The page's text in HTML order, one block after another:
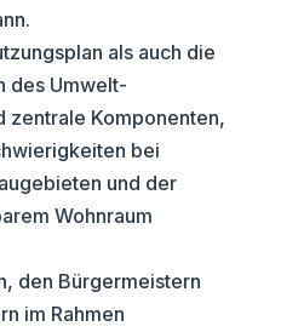
als auch die
des Umwelt-
zentrale Komponenten,
bei
und der
Wohnraum
den Bürgermeistern
im Rahmen